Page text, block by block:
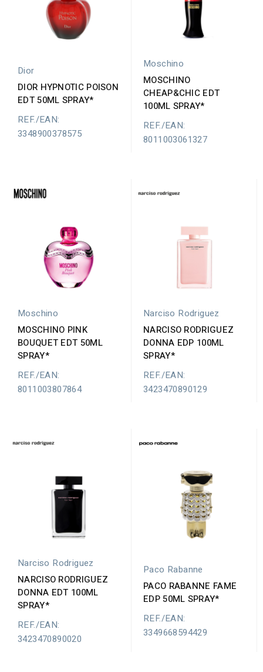
Dior
DIOR HYPNOTIC POISON
EDT 50ML SPRAY*
REF./EAN:
3348900378575
Moschino
MOSCHINO
CHEAP&CHIC EDT
100ML SPRAY*
REF./EAN:
8011003061327
Moschino
MOSCHINO PINK
BOUQUET EDT 50ML
SPRAY*
REF./EAN:
8011003807864
Narciso Rodriguez
NARCISO RODRIGUEZ
DONNA EDP 100ML
SPRAY*
REF./EAN:
3423470890129
Narciso Rodriguez
NARCISO RODRIGUEZ
DONNA EDT 100ML
SPRAY*
REF./EAN:
3423470890020
Paco Rabanne
PACO RABANNE FAME
EDP 50ML SPRAY*
REF./EAN:
3349668594429